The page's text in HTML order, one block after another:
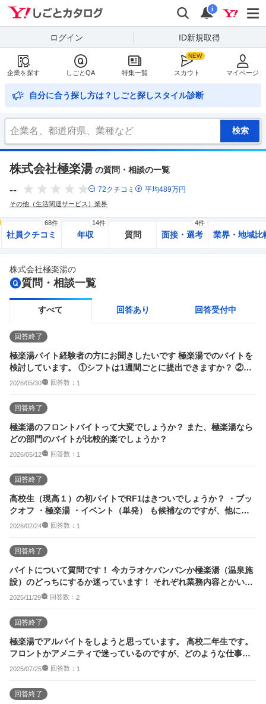
検索
通知
i
ログイン ID新規取得
企業を探す しごとQA 特集一覧 スカウト マイページ
自分に合う探し方は？しごと探しスタイル診断
株式会社極楽湯 の質問・相談の一覧
-- 72クチコミ 平均489万円
その他（生活関連サービス）業界
社員クチコミ
68件
年収
14件
質問 面接・選考
4件
業界・地域比
株式会社極楽湯の
質問・相談一覧
すべて 回答あり 回答受付中
回答終了
極楽湯バイト経験者の方にお聞きしたいです 極楽湯でのバイトを
検討しています。 ①シフトは1週間ごとに提出できますか？ ②職
種（フロン...
2026/05/30 回答数： 1
回答終了
極楽湯のフロントバイトって大変でしょうか？ また、極楽湯なら
どの部門のバイトが比較的楽でしょうか？
2026/05/12 回答数： 1
回答終了
高校生（現高１）の初バイトでRF1はきついでしょうか？ ・ブッ
クオフ ・極楽湯 ・イベント（単発） も候補なのですが、他にも
おすすめが...
2026/02/24 回答数： 1
回答終了
バイトについて質問です！ 今カラオケバンバンか極楽湯（温泉施
設）のどっちにするか迷っています！ それぞれ業務内容とかいい
事、悪いこ...
2025/11/29 回答数： 2
回答終了
極楽湯でアルバイトをしようと思っています。 高校二年生です。
フロントかアメニティで迷っているのですが、どのような仕事を
するのでしょうか
2025/07/25 回答数： 1
回答終了